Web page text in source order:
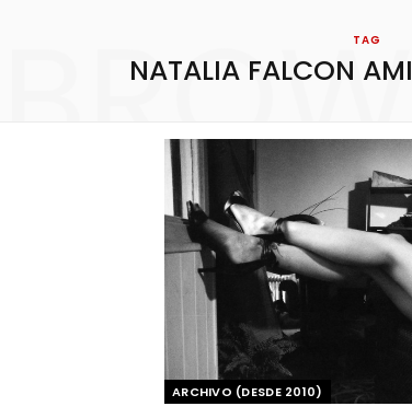
TAG
NATALIA FALCON
ARCHIVO (DESDE 2010)